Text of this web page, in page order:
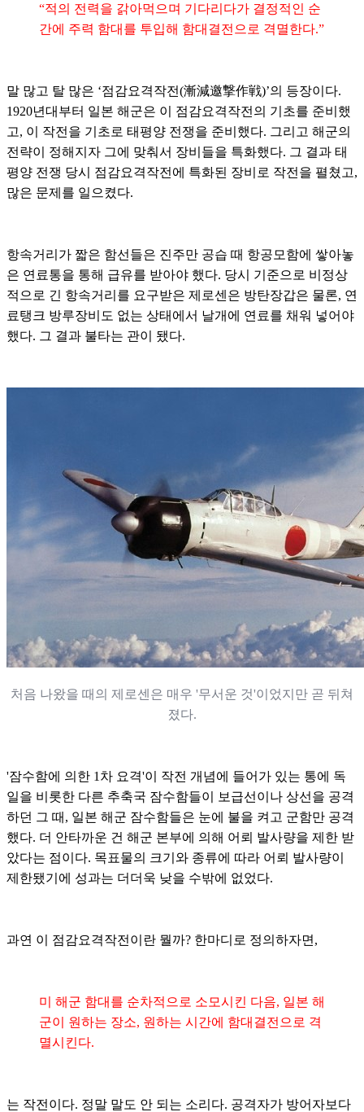
“적의 전력을 갉아먹으며 기다리다가 결정적인 순
간에 주력 함대를 투입해 함대결전으로 격멸한다.”
말 많고 탈 많은 ‘점감요격작전(漸減邀撃作戦)’의 등장이다.
1920년대부터 일본 해군은 이 점감요격작전의 기초를 준비했
고, 이 작전을 기초로 태평양 전쟁을 준비했다. 그리고 해군의
전략이 정해지자 그에 맞춰서 장비들을 특화했다. 그 결과 태
평양 전쟁 당시 점감요격작전에 특화된 장비로 작전을 펼쳤고,
많은 문제를 일으켰다.
항속거리가 짧은 함선들은 진주만 공습 때 항공모함에 쌓아놓
은 연료통을 통해 급유를 받아야 했다. 당시 기준으로 비정상
적으로 긴 항속거리를 요구받은 제로센은 방탄장갑은 물론, 연
료탱크 방루장비도 없는 상태에서 날개에 연료를 채워 넣어야
했다. 그 결과 불타는 관이 됐다.
처 음 나왔을 때 의 제 로센 은 매우 '무서운 것'이 었지 만 곧 뒤 쳐
졌다.
'잠수함에 의한 1차 요격'이 작전 개념에 들어가 있는 통에 독
일을 비롯한 다른 추축국 잠수함들이 보급선이나 상선을 공격
하던 그 때, 일본 해군 잠수함들은 눈에 불을 켜고 군함만 공격
했다. 더 안타까운 건 해군 본부에 의해 어뢰 발사량을 제한 받
았다는 점이다. 목표물의 크기와 종류에 따라 어뢰 발사량이
제한됐기에 성과는 더더욱 낮을 수밖에 없었다.
과연 이 점감요격작전이란 뭘까? 한마디로 정의하자면,
미 해군 함대를 순차적으로 소모시킨 다음, 일본 해
군이 원하는 장소, 원하는 시간에 함대결전으로 격
멸시킨다.
는 작전이다. 정말 말도 안 되는 소리다. 공격자가 방어자보다